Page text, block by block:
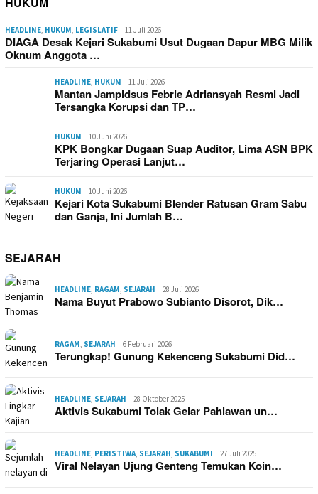
HEADLINE, HUKUM, LEGISLATIF 11 Juli 2026
DIAGA Desak Kejari Sukabumi Usut Dugaan Dapur MBG Milik
Oknum Anggota …
HEADLINE, HUKUM 11 Juli 2026
Mantan Jampidsus Febrie Adriansyah Resmi Jadi
Tersangka Korupsi dan TP…
HUKUM 10 Juni 2026
KPK Bongkar Dugaan Suap Auditor, Lima ASN BPK
Terjaring Operasi Lanjut…
HUKUM 10 Juni 2026
Kejari Kota Sukabumi Blender Ratusan Gram Sabu
dan Ganja, Ini Jumlah B…
SEJARAH
HEADLINE, RAGAM, SEJARAH 28 Juli 2026
Nama Buyut Prabowo Subianto Disorot, Dik…
RAGAM, SEJARAH 6 Februari 2026
Terungkap! Gunung Kekenceng Sukabumi Did…
HEADLINE, SEJARAH 28 Oktober 2025
Aktivis Sukabumi Tolak Gelar Pahlawan un…
HEADLINE, PERISTIWA, SEJARAH, SUKABUMI 27 Juli 2025
Viral Nelayan Ujung Genteng Temukan Koin…